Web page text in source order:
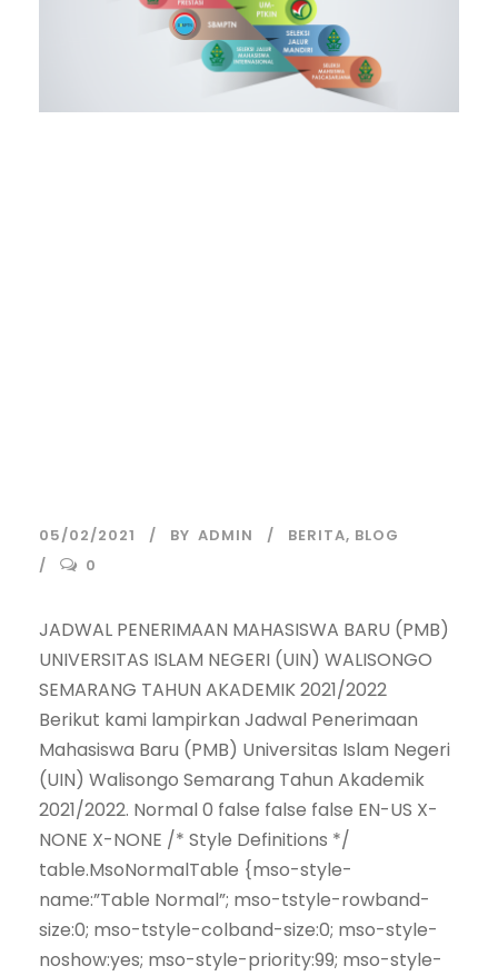
05/02/2021 BY ADMIN BERITA, BLOG
0
JADWAL PENERIMAAN MAHASISWA BARU (PMB)
UNIVERSITAS ISLAM NEGERI (UIN) WALISONGO
SEMARANG TAHUN AKADEMIK 2021/2022
Berikut kami lampirkan Jadwal Penerimaan
Mahasiswa Baru (PMB) Universitas Islam Negeri
(UIN) Walisongo Semarang Tahun Akademik
2021/2022. Normal 0 false false false EN-US X-
NONE X-NONE /* Style Definitions */
table.MsoNormalTable {mso-style-
name:”Table Normal”; mso-tstyle-rowband-
size:0; mso-tstyle-colband-size:0; mso-style-
noshow:yes; mso-style-priority:99; mso-style-